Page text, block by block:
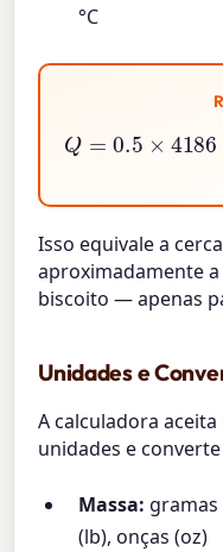
°C
Q= 0.5 ×4186×
Isso equivale a
aproximadamente
biscoito — apenas
Unidades e
A calculadora
unidades e
Massa:
(lb), onças (oz)